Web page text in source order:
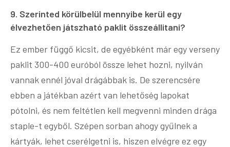
9. Szerinted körülbelül mennyibe kerül egy
élvezhetően játszható paklit összeállitani?
Ez ember függő kicsit, de egyébként már egy verseny
paklit 300-400 euróból össze lehet hozni, nyilván
vannak ennél jóval drágábbak is. De szerencsére
ebben a játékban azért van lehetőség lapokat
pótolni, és nem feltétlen kell megvenni minden drága
staple-t egyből. Szépen sorban ahogy gyűlnek a
kártyák, lehet cserélgetni is, hiszen elvégre ez egy